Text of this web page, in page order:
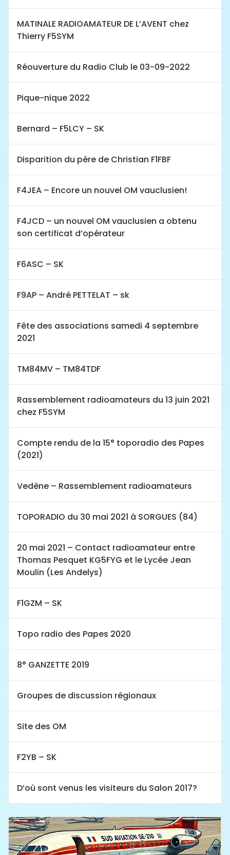
MATINALE RADIOAMATEUR DE L’AVENT chez
Thierry F5SYM
Réouverture du Radio Club le 03-09-2022
Pique-nique 2022
Bernard – F5LCY – SK
Disparition du père de Christian F1FBF
F4JEA – Encore un nouvel OM vauclusien!
F4JCD – un nouvel OM vauclusien a obtenu
son certificat d’opérateur
F6ASC – SK
F9AP – André PETTELAT – sk
Fête des associations samedi 4 septembre
2021
TM84MV – TM84TDF
Rassemblement radioamateurs du 13 juin 2021
chez F5SYM
Compte rendu de la 15° toporadio des Papes
(2021)
Vedène – Rassemblement radioamateurs
TOPORADIO du 30 mai 2021 à SORGUES (84)
20 mai 2021 – Contact radioamateur entre
Thomas Pesquet KG5FYG et le Lycée Jean
Moulin (Les Andelys)
F1GZM – SK
Topo radio des Papes 2020
8° GANZETTE 2019
Groupes de discussion régionaux
Site des OM
F2YB – SK
D’où sont venus les visiteurs du Salon 2017?